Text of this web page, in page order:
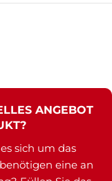
ANGEBOT
sich um das
eine an